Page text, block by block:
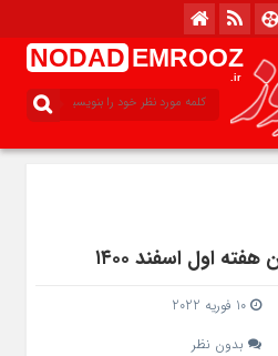
NODAD EMROOZ
.ir
اول اسفند ۱۴۰۰
10 فوریه 2022
بدون نظر